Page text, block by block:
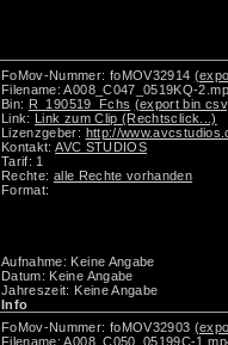
FoMov-Nummer: foMOV32914
Filename: A008_C047_0519KQ-
Bin: R_190519_Fchs (export bin
Link: Link zum Clip (Rechtsclick...)
Lizenzgeber: http://
Kontakt:AVC STUDIOS
Tarif: 1
Rechte: alle Rechte vorhanden
Format:
Aufnahme: Keine Angabe
Datum: Keine Angabe
Jahreszeit: Keine Angabe
Info
FoMov-Nummer: foMOV32903
Filename: A008_C050_05199C-